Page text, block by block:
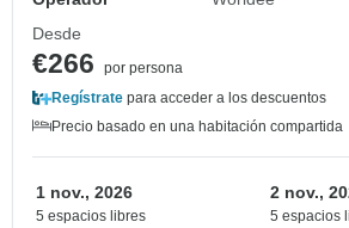
Desde
€266
por persona
Regístrate para acceder a los descuentos
Precio basado en una habitación compartida
1 nov., 2026
5 espacios libres
2 nov.,
5 espacios